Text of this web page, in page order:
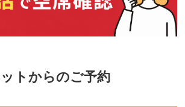
トからのご予約